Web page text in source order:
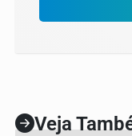
Veja